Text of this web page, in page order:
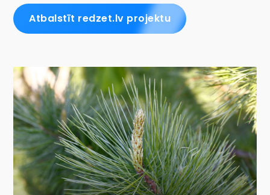
Atbalstīt redzet.lv projektu